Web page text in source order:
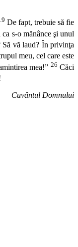
De fapt, trebuie să fie
s-o mănânce şi unul
Să vă laud? În privinţa
meu, cel care este
mea!” 26 Căci
Cuvântul Domnului